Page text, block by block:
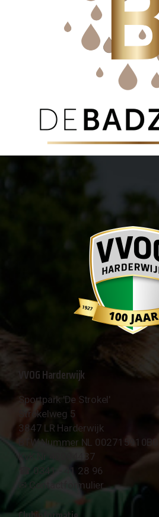
VVOG Harderwijk
Sportpark 'De Strokel'
Strokelweg 5
3847 LR Harderwijk
BTW Nummer NL 002715910B01
KvK Nr 40094437
☎︎ 0341 - 41 28 96
✉︎ Contactformulier